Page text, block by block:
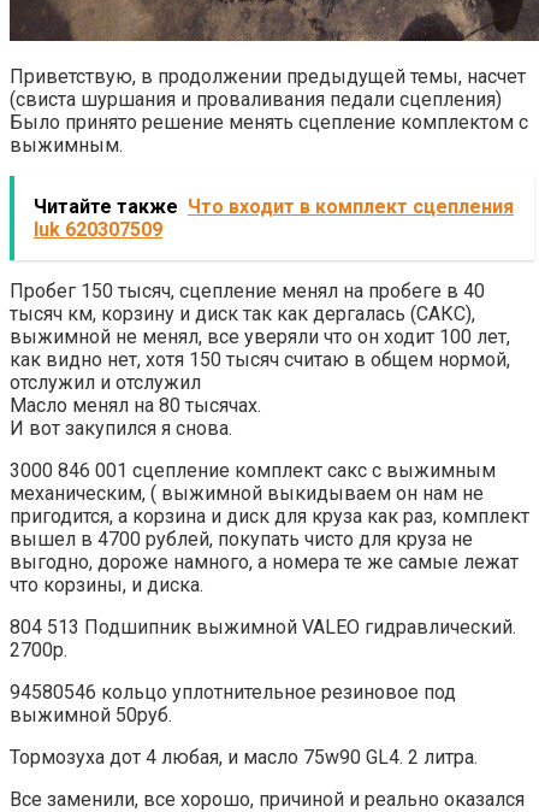
Приветствую, в продолжении предыдущей темы, насчет
(свиcта шуршания и проваливания педали сцепления)
Было принято решение менять сцепление комплектом с
выжимным.
Читайте также Что входит в комплект сцепления
luk 620307509
Пробег 150 тысяч, сцепление менял на пробеге в 40
тысяч км, корзину и диск так как дергалась (САКС),
выжимной не менял, все уверяли что он ходит 100 лет,
как видно нет, хотя 150 тысяч считаю в общем нормой,
отслужил и отслужил
Масло менял на 80 тысячах.
И вот закупился я снова.
3000 846 001 сцепление комплект сакс с выжимным
механическим, ( выжимной выкидываем он нам не
пригодится, а корзина и диск для круза как раз, комплект
вышел в 4700 рублей, покупать чисто для круза не
выгодно, дороже намного, а номера те же самые лежат
что корзины, и диска.
804 513 Подшипник выжимной VALEO гидравлический.
2700р.
94580546 кольцо уплотнительное резиновое под
выжимной 50руб.
Тормозуха дот 4 любая, и масло 75w90 GL4. 2 литра.
Все заменили, все хорошо, причиной и реально оказался